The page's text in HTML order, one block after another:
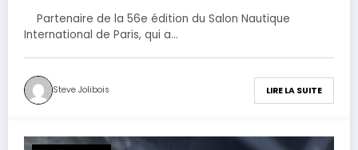
Partenaire de la 56e édition du Salon Nautique
International de Paris, qui a…
Steve Jolibois LIRE LA SUITE